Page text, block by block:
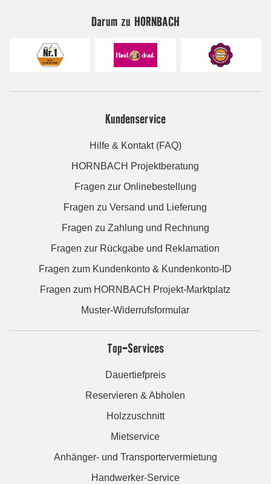
Darum zu HORNBACH
Kundenservice
Hilfe & Kontakt (FAQ)
HORNBACH Projektberatung
Fragen zur Onlinebestellung
Fragen zu Versand und Lieferung
Fragen zu Zahlung und Rechnung
Fragen zur Rückgabe und Reklamation
Fragen zum Kundenkonto & Kundenkonto-ID
Fragen zum HORNBACH Projekt-Marktplatz
Muster-Widerrufsformular
Top-Services
Dauertiefpreis
Reservieren & Abholen
Holzzuschnitt
Mietservice
Anhänger- und Transportervermietung
Handwerker-Service